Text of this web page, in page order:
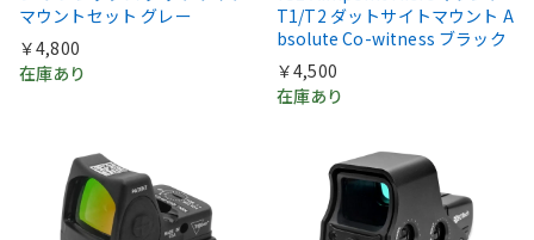
マウントセット グレー
￥4,800
在庫あり
T1/T2 ダットサイトマウント A
bsolute Co-witness ブラック
￥4,500
在庫あり